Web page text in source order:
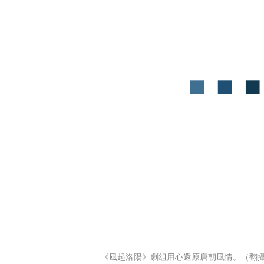
《風起洛陽》劇組用心還原唐朝風情。（翻